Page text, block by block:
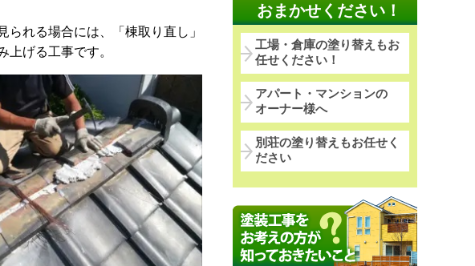
れる場合には、「棟取り直し」
上げる工事です。
おまかせください！
工場・倉庫の塗り替えもお
任せください！
アパート・マンションの
オーナー様へ
別荘の塗り替えもお任せく
ださい